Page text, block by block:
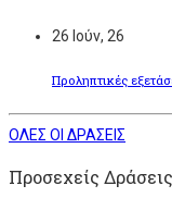
26 Ιούν, 26
Προληπτικές
ΟΛΕΣ ΟΙ ΔΡΑΣΕΙΣ
Προσεχείς Δράσεις